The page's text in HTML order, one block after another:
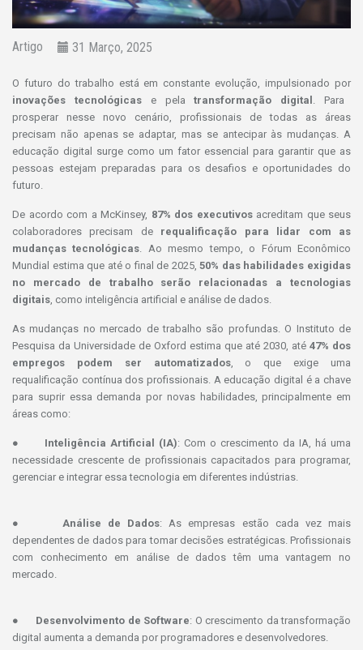
Artigo 31 Março, 2025
O futuro do trabalho está em constante evolução, impulsionado por
inovações tecnológicas e pelatransformação digital
. Para
prosperar nesse novo cenário, profissionais de todas as áreas
precisam não apenas se adaptar, mas se antecipar às mudanças. A
educação digital surge como um fator essencial para garantir que as
pessoas estejam preparadas para os desafios e oportunidades do
futuro.
De acordo com a McKinsey, 87% dos executivosacreditam que seus
colaboradores precisam de requalificação para lidar com as
mudanças tecnológicas . Ao mesmo tempo, o Fórum Econômico
Mundial estima que até o final de 2025, 50% das habilidades exigidas
no mercado de trabalho serão relacionadas a tecnologias
digitais , como inteligência artificial e análise de dados.
As mudanças no mercado de trabalho são profundas. O Instituto de
Pesquisa da Universidade de Oxford estima que até 2030, até 47% dos
empregos podem ser automatizados, o que exige uma
requalificação contínua dos profissionais. A educação digital é a chave
para suprir essa demanda por novas habilidades, principalmente em
áreas como:
● Inteligência Artificial (IA): Com o crescimento da IA, há uma
necessidade crescente de profissionais capacitados para programar,
gerenciar e integrar essa tecnologia em diferentes indústrias.
● Análise de Dados: As empresas estão cada vez mais
dependentes de dados para tomar decisões estratégicas. Profissionais
com conhecimento em análise de dados têm uma vantagem no
mercado.
● Desenvolvimento de Software: O crescimento da transformação
digital aumenta a demanda por programadores e desenvolvedores.